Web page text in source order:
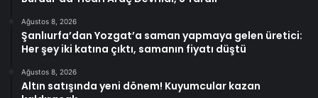
Ağustos 8, 2026
Şanlıurfa’dan Yozgat’a saman yapmaya gelen üretici:
Her şey iki katına çıktı, samanın fiyatı düştü
Ağustos 8, 2026
Altın satışında yeni dönem! Kuyumcular kazan